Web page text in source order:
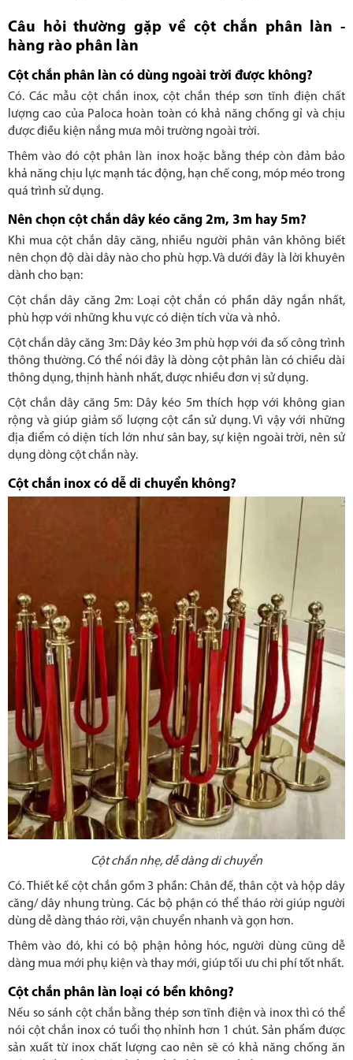
Câu hỏi thường gặp về cột chắn phân làn -
hàng rào phân làn
Cột chắn phân làn có dùng ngoài trời được không?
Có. Các mẫu cột chắn inox, cột chắn thép sơn tĩnh điện chất
lượng cao của Paloca hoàn toàn có khả năng chống gỉ và chịu
được điều kiện nắng mưa môi trường ngoài trời.
Thêm vào đó cột phân làn inox hoặc bằng thép còn đảm bảo
khả năng chịu lực mạnh tác động, hạn chế cong, móp méo trong
quá trình sử dụng.
Nên chọn cột chắn dây kéo căng 2m, 3m hay 5m?
Khi mua cột chắn dây căng, nhiều người phân vân không biết
nên chọn độ dài dây nào cho phù hợp. Và dưới đây là lời khuyên
dành cho bạn:
Cột chắn dây căng 2m: Loại cột chắn có phần dây ngắn nhất,
phù hợp với những khu vực có diện tích vừa và nhỏ.
Cột chắn dây căng 3m: Dây kéo 3m phù hợp với đa số công trình
thông thường. Có thể nói đây là dòng cột phân làn có chiều dài
thông dụng, thịnh hành nhất, được nhiều đơn vị sử dụng.
Cột chắn dây căng 5m: Dây kéo 5m thích hợp với không gian
rộng và giúp giảm số lượng cột cần sử dụng. Vì vậy với những
địa điểm có diện tích lớn như sân bay, sự kiện ngoài trời, nên sử
dụng dòng cột chắn này.
Cột chắn inox có dễ di chuyển không?
Cột chắn nhẹ, dễ dàng di chuyển
Có. Thiết kế cột chắn gồm 3 phần: Chân đế, thân cột và hộp dây
căng/ dây nhung trùng. Các bộ phận có thể tháo rời giúp người
dùng dễ dàng tháo rời, vận chuyển nhanh và gọn hơn.
Thêm vào đó, khi có bộ phận hỏng hóc, người dùng cũng dễ
dàng mua mới phụ kiện và thay mới, giúp tối ưu chi phí tốt nhất.
Cột chắn phân làn loại có bền không?
Nếu so sánh cột chắn bằng thép sơn tĩnh điện và inox thì có thể
nói cột chắn inox có tuổi thọ nhỉnh hơn 1 chút. Sản phẩm được
sản xuất từ inox chất lượng cao nên sẽ có khả năng chống ăn